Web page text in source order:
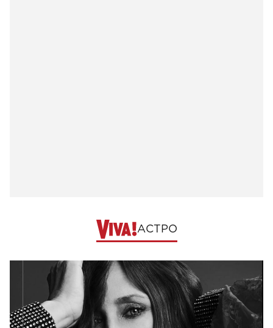
АСТРО